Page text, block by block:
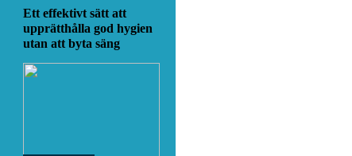
Ett effektivt sätt att
upprätthålla god hygien
utan att byta säng